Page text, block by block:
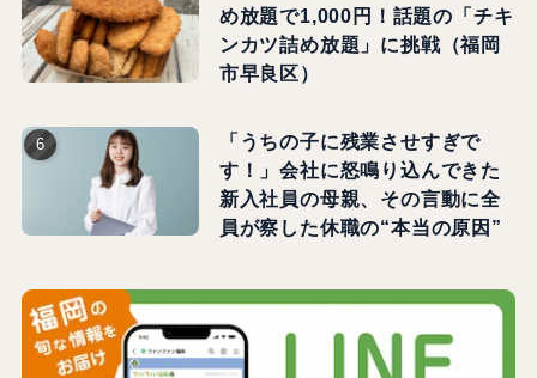
め放題で1,000円！話題の「チキ
ンカツ詰め放題」に挑戦（福岡
市早良区）
「うちの子に残業させすぎで
す！」会社に怒鳴り込んできた
新入社員の母親、その言動に全
員が察した休職の“本当の原因”